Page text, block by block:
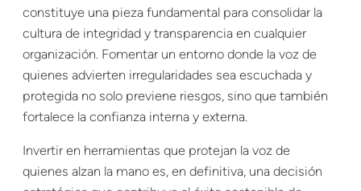
constituye una pieza fundamental para consolidar la
cultura de integridad y transparencia en cualquier
organización. Fomentar un entorno donde la voz de
quienes advierten irregularidades sea escuchada y
protegida no solo previene riesgos, sino que también
fortalece la confianza interna y externa.
Invertir en herramientas que protejan la voz de
quienes alzan la mano es, en definitiva, una decisión